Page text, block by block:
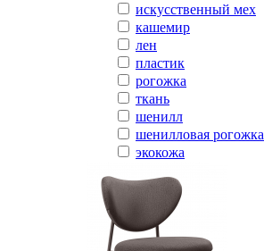
искусственный мех
кашемир
лен
пластик
рогожка
ткань
шенилл
шенилловая рогожка
экокожа